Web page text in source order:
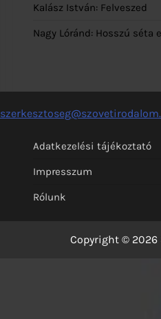
Kalász István: Felveszed
Nagy Lóránd: Hosszú séta
Adatkezelési tájékoztató
Impresszum
Rólunk
Copyright © 2026